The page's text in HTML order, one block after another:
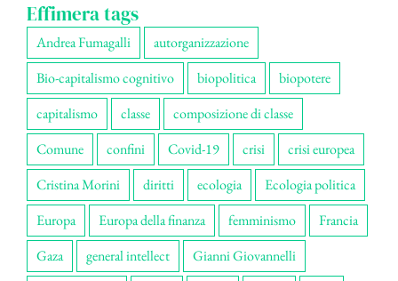
Effimera tags
Andrea Fumagalli
autorganizzazione
Bio-capitalismo cognitivo
biopolitica
biopotere
capitalismo
classe
composizione di classe
Comune
confini Covid-19 crisi
crisi europea
Cristina Morini
diritti ecologia
Ecologia politica
Europa
Europa della finanza femminismo
Francia
Gaza
general intellect
Gianni Giovannelli